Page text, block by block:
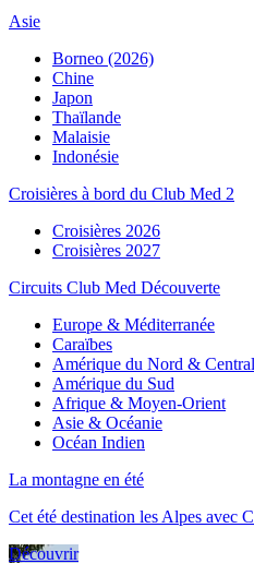
Asie
Borneo (2026)
Chine
Japon
Thaïlande
Malaisie
Indonésie
Croisières à bord du Club Med 2
Croisières 2026
Croisières 2027
Circuits Club Med Découverte
Europe & Méditerranée
Caraïbes
Amérique du Nord &
Amérique du Sud
Afrique & Moyen-Orient
Asie & Océanie
Océan Indien
La montagne en été
Cet été destination les Alpes avec
Découvrir